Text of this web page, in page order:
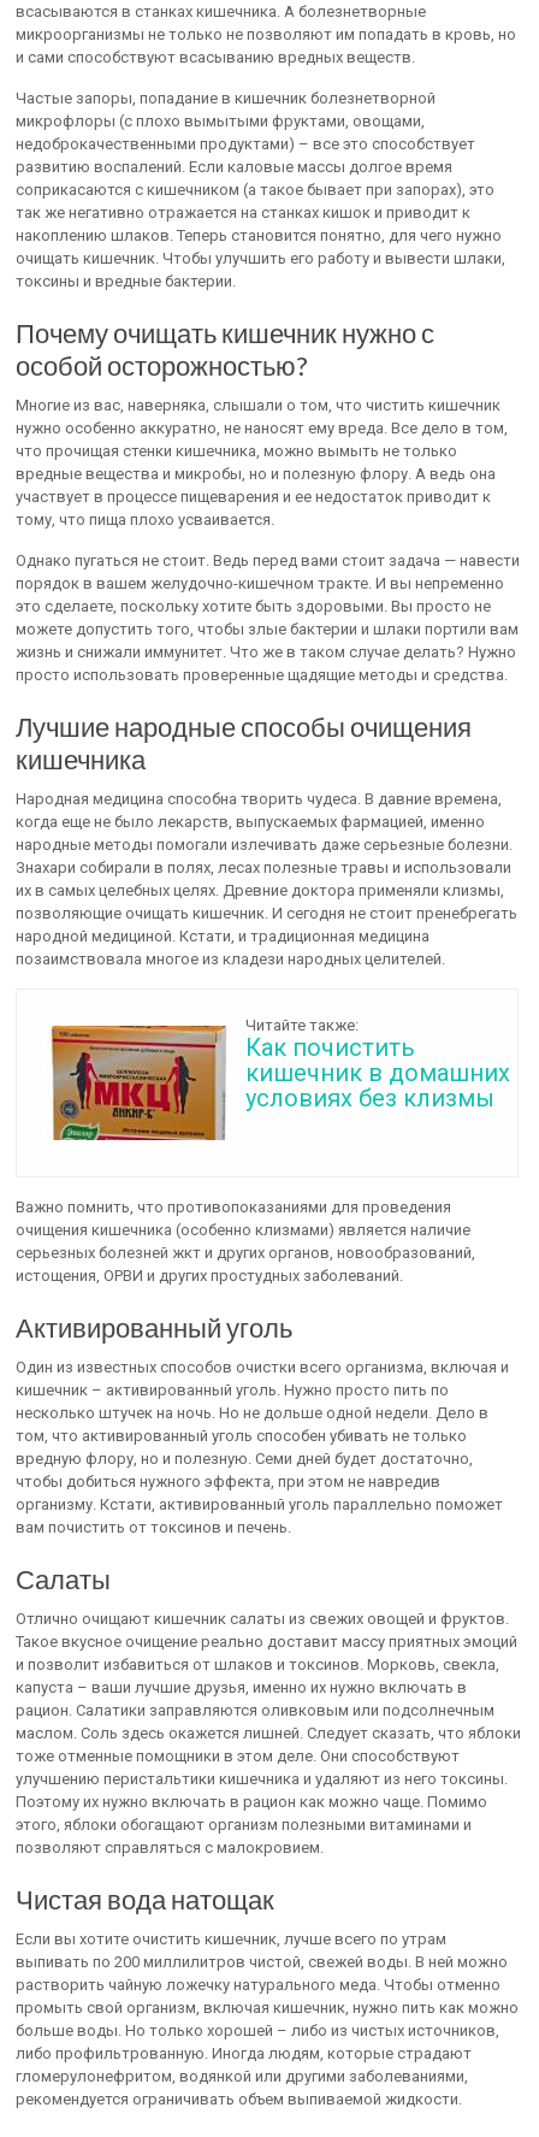
всасываются в станках кишечника. А болезнетворные
микроорганизмы не только не позволяют им попадать в кровь, но
и сами способствуют всасыванию вредных веществ.
Частые запоры, попадание в кишечник болезнетворной
микрофлоры (с плохо вымытыми фруктами, овощами,
недоброкачественными продуктами) – все это способствует
развитию воспалений. Если каловые массы долгое время
соприкасаются с кишечником (а такое бывает при запорах), это
так же негативно отражается на станках кишок и приводит к
накоплению шлаков. Теперь становится понятно, для чего нужно
очищать кишечник. Чтобы улучшить его работу и вывести шлаки,
токсины и вредные бактерии.
Почему очищать кишечник нужно с
особой осторожностью?
Многие из вас, наверняка, слышали о том, что чистить кишечник
нужно особенно аккуратно, не наносят ему вреда. Все дело в том,
что прочищая стенки кишечника, можно вымыть не только
вредные вещества и микробы, но и полезную флору. А ведь она
участвует в процессе пищеварения и ее недостаток приводит к
тому, что пища плохо усваивается.
Однако пугаться не стоит. Ведь перед вами стоит задача — навести
порядок в вашем желудочно-кишечном тракте. И вы непременно
это сделаете, поскольку хотите быть здоровыми. Вы просто не
можете допустить того, чтобы злые бактерии и шлаки портили вам
жизнь и снижали иммунитет. Что же в таком случае делать? Нужно
просто использовать проверенные щадящие методы и средства.
Лучшие народные способы очищения
кишечника
Народная медицина способна творить чудеса. В давние времена,
когда еще не было лекарств, выпускаемых фармацией, именно
народные методы помогали излечивать даже серьезные болезни.
Знахари собирали в полях, лесах полезные травы и использовали
их в самых целебных целях. Древние доктора применяли клизмы,
позволяющие очищать кишечник. И сегодня не стоит пренебрегать
народной медициной. Кстати, и традиционная медицина
позаимствовала многое из кладези народных целителей.
Читайте также:
Как почистить
кишечник в домашних
условиях без клизмы
Важно помнить, что противопоказаниями для проведения
очищения кишечника (особенно клизмами) является наличие
серьезных болезней жкт и других органов, новообразований,
истощения, ОРВИ и других простудных заболеваний.
Активированный уголь
Один из известных способов очистки всего организма, включая и
кишечник – активированный уголь. Нужно просто пить по
несколько штучек на ночь. Но не дольше одной недели. Дело в
том, что активированный уголь способен убивать не только
вредную флору, но и полезную. Семи дней будет достаточно,
чтобы добиться нужного эффекта, при этом не навредив
организму. Кстати, активированный уголь параллельно поможет
вам почистить от токсинов и печень.
Салаты
Отлично очищают кишечник салаты из свежих овощей и фруктов.
Такое вкусное очищение реально доставит массу приятных эмоций
и позволит избавиться от шлаков и токсинов. Морковь, свекла,
капуста – ваши лучшие друзья, именно их нужно включать в
рацион. Салатики заправляются оливковым или подсолнечным
маслом. Соль здесь окажется лишней. Следует сказать, что яблоки
тоже отменные помощники в этом деле. Они способствуют
улучшению перистальтики кишечника и удаляют из него токсины.
Поэтому их нужно включать в рацион как можно чаще. Помимо
этого, яблоки обогащают организм полезными витаминами и
позволяют справляться с малокровием.
Чистая вода натощак
Если вы хотите очистить кишечник, лучше всего по утрам
выпивать по 200 миллилитров чистой, свежей воды. В ней можно
растворить чайную ложечку натурального меда. Чтобы отменно
промыть свой организм, включая кишечник, нужно пить как можно
больше воды. Но только хорошей – либо из чистых источников,
либо профильтрованную. Иногда людям, которые страдают
гломерулонефритом, водянкой или другими заболеваниями,
рекомендуется ограничивать объем выпиваемой жидкости.